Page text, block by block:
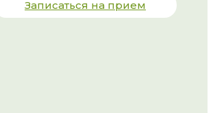
Записаться на прием